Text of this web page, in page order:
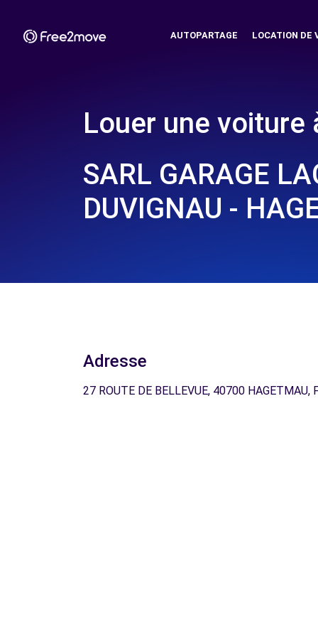
AUTOPARTAGE LOCATION DE
Louer une voiture
SARL GARAGE
DUVIGNAU -
Adresse
27 ROUTE DE BELLEVUE, 40700 HAGETMAU,